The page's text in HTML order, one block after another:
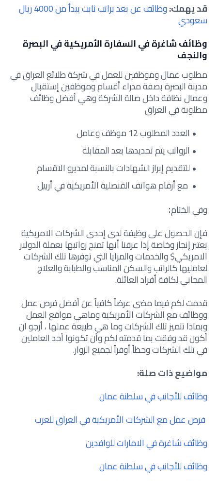
قد يهمك:
وظائف عن بعد براتب ثابت يبدأ من 4000 ريال
سعودي
وظائف شاغرة في السفارة الأمريكية في البصرة
والنجف
مطلوب عمال وموظفين للعمل في شركة طلائع العراق في
مدينة البصرة بصفة مدراء أقسام وموظفين إستقبال
وعمال نظافة داخل صالة الشركة وهي أفضل وظائف
مطلوبة في العراق
العدد المطلوب 12 موظف وعامل
الرواتب يتم تحديدها بعد المقابلة
للتقديم إبراز الشهادات بالنسبة لمديرو الاقسام
مع أرقام هواتف القنصلية الأمريكية في أربيل
وفي الختام:
فإن الحصول على وظيفة لدى إحدى الشركات الامريكية
يعتبر إنجاز وخاصة إذا عرفنا أنها تمنح رواتبها بعملة الدولار
الامريكي$ والخدمات والمزايا التي توفرها تلك الشركات
لعامليها كالراتب والسكن المناسب والطبابة والعلاج
المجاني لكافة أفراد العائلة.
قدمت لكم فيما مضى عرضاً كافياً عن أفضل فرص عمل
ووظائف مع الشركات الأمريكية وماهي مواقع العمل
وبماذا تتميز تلك الشركات وما هي طبيعة عملها ، أرجو ان
أكون قد وفقت بما قدمته لكم وأن تكونوا أحد العاملين
في تلك الشركات وحظاً أوفراً لجميع الزوار.
مواضيع ذات صلة:
وظائف للأجانب في سلطنة عمان
فرص عمل مع الشركات الأمريكية في العراق للعرب
وظائف شاغرة في الامارات للوافدين
وظائف للأجانب في سلطنة عمان